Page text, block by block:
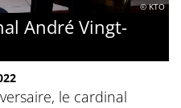
© KTO
André Vingt-
le cardinal